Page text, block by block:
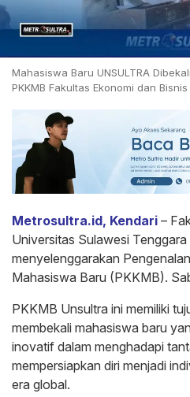
Mahasiswa Baru UNSULTRA
PKKMB Fakultas Ekonomi dan
Metrosultra.id, Kendari –
Universitas Sulawesi
menyelenggarakan
Mahasiswa Baru (PKKMB).
PKKMB Unsultra ini memiliki
membekali mahasiswa baru
inovatif dalam menghadapi
mempersiapkan diri menjadi
era global.